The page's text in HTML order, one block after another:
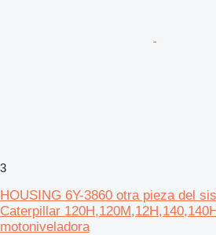
3
HOUSING 6Y-3860 otra pieza del
Caterpillar
motoniveladora